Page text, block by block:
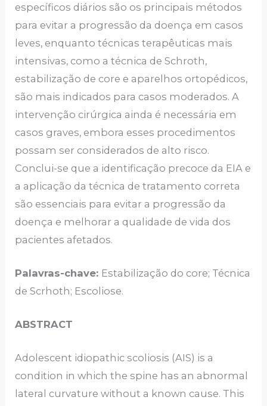
específicos diários são os principais métodos
para evitar a progressão da doença em casos
leves, enquanto técnicas terapêuticas mais
intensivas, como a técnica de Schroth,
estabilização de core e aparelhos ortopédicos,
são mais indicados para casos moderados. A
intervenção cirúrgica ainda é necessária em
casos graves, embora esses procedimentos
possam ser considerados de alto risco.
Conclui-se que a identificação precoce da EIA e
a aplicação da técnica de tratamento correta
são essenciais para evitar a progressão da
doença e melhorar a qualidade de vida dos
pacientes afetados.
Palavras-chave: Estabilização do core; Técnica
de Scrhoth; Escoliose.
ABSTRACT
Adolescent idiopathic scoliosis (AIS) is a
condition in which the spine has an abnormal
lateral curvature without a known cause. This